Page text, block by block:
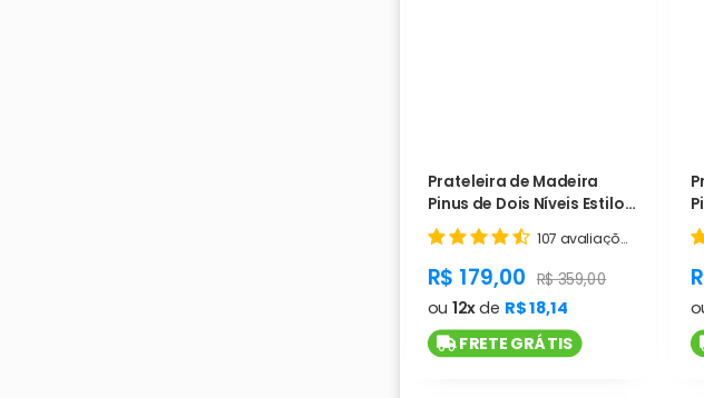
Prateleira de Madeira
Pinus de Dois Níveis Estilo
Vintage - Cód. L680
107 avaliações
R$ 179,00 R$ 359,00
ou 12xde R$ 18,14
FRETE GRÁTIS
-